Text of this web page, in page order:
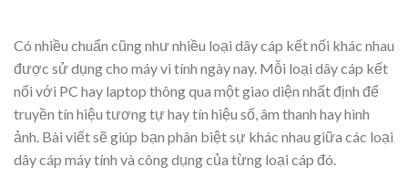
Có nhiều chuẩn cũng như nhiều loại dây cáp kết nối khác nhau
được sử dụng cho máy vi tính ngày nay. Mỗi loại dây cáp kết
nối với PC hay laptop thông qua một giao diện nhất định để
truyền tín hiệu tương tự hay tín hiệu số, âm thanh hay hình
ảnh. Bài viết sẽ giúp bạn phân biệt sự khác nhau giữa các loại
dây cáp máy tính và công dụng của từng loại cáp đó.